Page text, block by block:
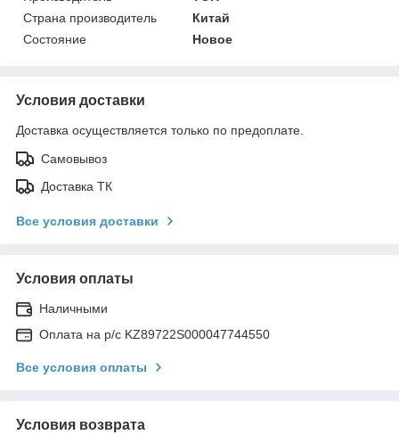
Страна производитель
Китай
Состояние
Новое
Условия доставки
Доставка осуществляется только по предоплате.
Самовывоз
Доставка ТК
Все условия доставки
Условия оплаты
Наличными
Оплата на р/с KZ89722S000047744550
Все условия оплаты
Условия возврата